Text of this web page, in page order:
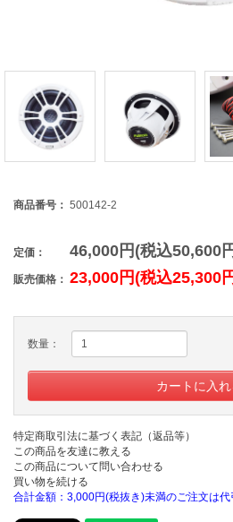
商品番号： 500142-2
定価： 46,000円(税込50,600
販売価格： 23,000円(税込25,300
数量：
特定商取引法に基づく表記（返品等）
この商品を友達に教える
この商品について問い合わせる
買い物を続ける
合計金額：3,000円(税抜き)未満のご注文は